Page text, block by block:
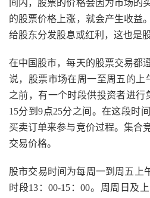
间内，股票的价格会因为市场的
的股票价格上涨，就会产生收益
给股东分发股息或红利，这也是
在中国股市，每天的股票交易都
说，股票市场在周一至周五的上
之前，有一个时段供投资者进行
15分到9点25分之间。在这段时
买卖订单来参与竞价过程。集合
交易价格。
股市交易时间为每周一到周五上
时段13：00-15：00。周周日及